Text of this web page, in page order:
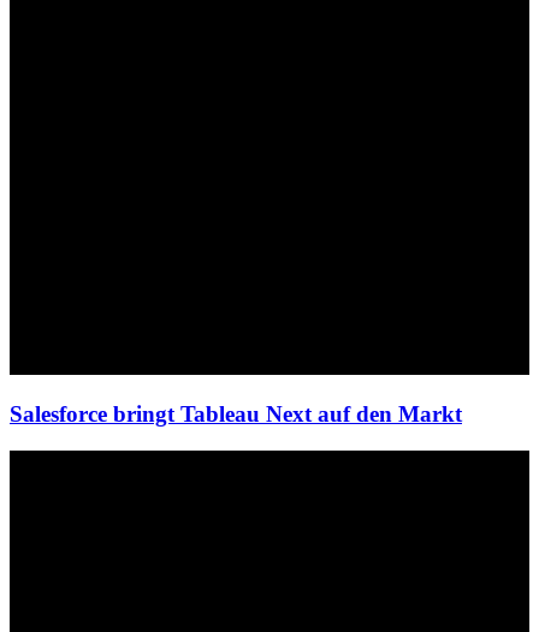
Salesforce bringt Tableau Next auf den Markt